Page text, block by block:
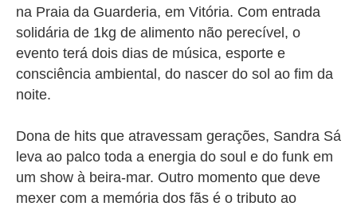
na Praia da Guarderia, em Vitória. Com entrada
solidária de 1kg de alimento não perecível, o
evento terá dois dias de música, esporte e
consciência ambiental, do nascer do sol ao fim da
noite.
Dona de hits que atravessam gerações, Sandra Sá
leva ao palco toda a energia do soul e do funk em
um show à beira-mar. Outro momento que deve
mexer com a memória dos fãs é o tributo ao